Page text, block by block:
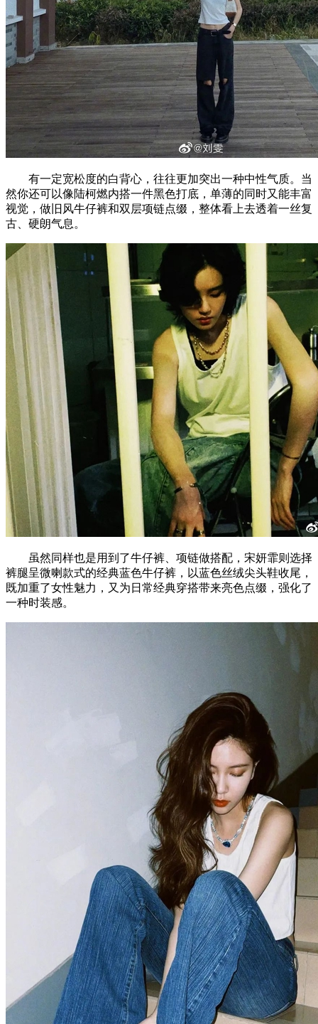
有一定宽松度的白背心，往往更加突出一种中性气质。当
然你还可以像陆柯燃内搭一件黑色打底，单薄的同时又能丰富
视觉，做旧风牛仔裤和双层项链点缀，整体看上去透着一丝复
古、硬朗气息。
虽然同样也是用到了牛仔裤、项链做搭配，宋妍霏则选择
裤腿呈微喇款式的经典蓝色牛仔裤，以蓝色丝绒尖头鞋收尾，
既加重了女性魅力，又为日常经典穿搭带来亮色点缀，强化了
一种时装感。